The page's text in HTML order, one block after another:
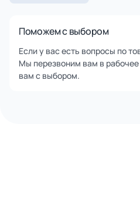
Поможем с выбором
Если у вас есть вопросы по
Мы перезвоним вам в
вам с выбором.